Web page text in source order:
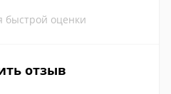
быстрой оценки
отзыв